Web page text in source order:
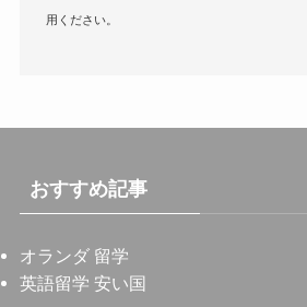
用ください。
おすすめ記事
オランダ 留学
英語留学 安い国